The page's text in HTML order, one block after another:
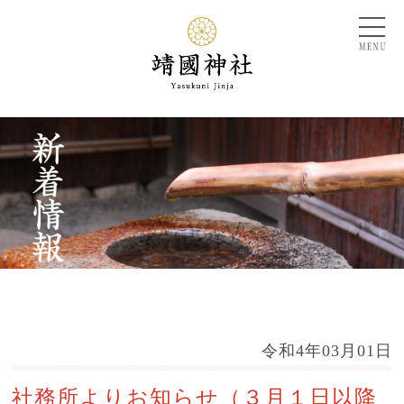
令和4年03月01日
社務所よりお知らせ（３月１日以降